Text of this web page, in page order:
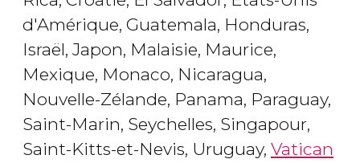
d'Amérique, Guatemala, Honduras,
Israël, Japon, Malaisie, Maurice,
Mexique, Monaco, Nicaragua,
Nouvelle-Zélande, Panama, Paraguay,
Saint-Marin, Seychelles, Singapour,
Saint-Kitts-et-Nevis, Uruguay, Vatican